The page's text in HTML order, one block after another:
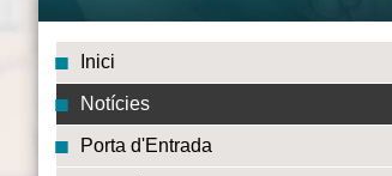
Inici
Notícies
Porta d'Entrada